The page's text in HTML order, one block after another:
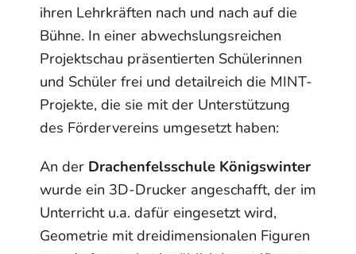
ihren Lehrkräften nach und nach auf die
Bühne. In einer abwechslungsreichen
Projektschau präsentierten Schülerinnen
und Schüler frei und detailreich die MINT-
Projekte, die sie mit der Unterstützung
des Fördervereins umgesetzt haben:
An der Drachenfelsschule Königswinter
wurde ein 3D-Drucker angeschafft, der im
Unterricht u.a. dafür eingesetzt wird,
Geometrie mit dreidimensionalen Figuren